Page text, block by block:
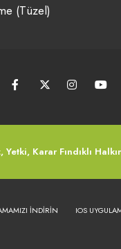
(Tüzel)
Yetki, Karar Fındıklı
İNDIRIN IOS